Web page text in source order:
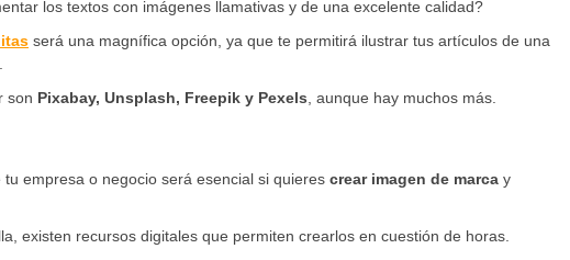
los textos con imágenes llamativas y de una excelente calidad?
será una magnífica opción, ya que te permitirá ilustrar tus artículos de una
son Pixabay, Unsplash, Freepik y Pexels, aunque hay muchos más.
empresa o negocio será esencial si quieres crear imagen de marca y
existen recursos digitales que permiten crearlos en cuestión de horas.